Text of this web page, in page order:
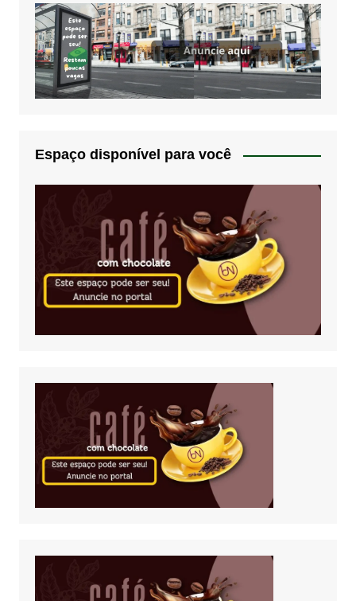
Espaço disponível para você